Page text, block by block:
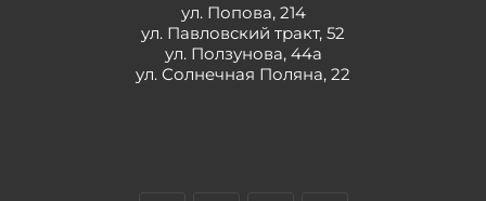
ул. Попова, 214
ул. Павловский тракт, 52
ул. Ползунова, 44а
ул. Солнечная Поляна, 22